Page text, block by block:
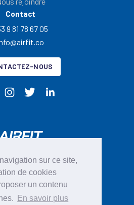
sur ce site,
de cookies
un contenu
En savoir plus
Contact
9 81 78 67 05
NOUS
CGU
légales